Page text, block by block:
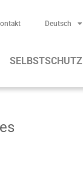
Deutsch
SELBSTSCHUTZ